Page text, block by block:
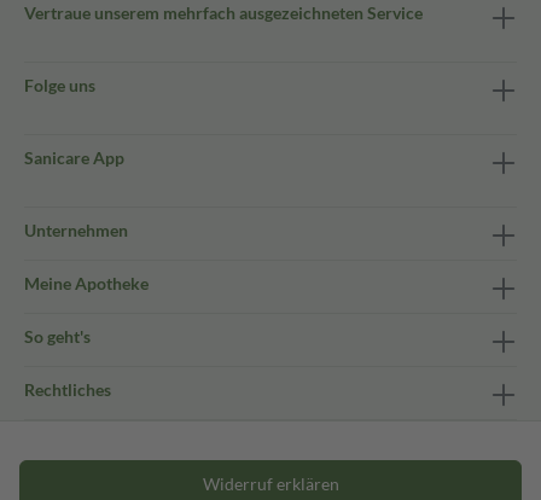
Vertraue unserem mehrfach ausgezeichneten Service
Folge uns
Sanicare App
Unternehmen
Meine Apotheke
So geht's
Rechtliches
Widerruf erklären